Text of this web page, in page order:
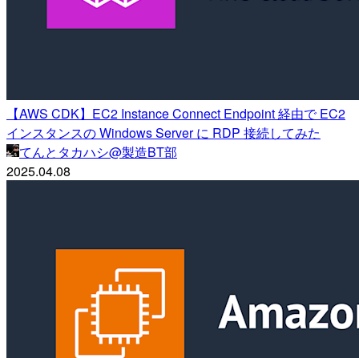
【AWS CDK】EC2 Instance Connect Endpoint 経由で EC2
インスタンスの Windows Server に RDP 接続してみた
てんとタカハシ@製造BT部
2025.04.08